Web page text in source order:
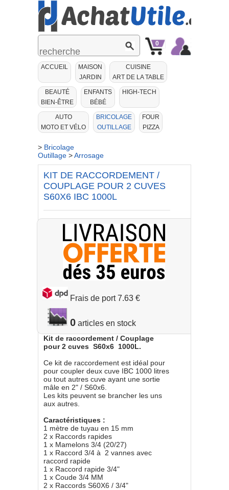
0
Mon
Panier
ACCUEIL
MAISON
JARDIN
CUISINE
ART DE LA TABLE
BEAUTÉ
BIEN-ÊTRE
ENFANTS
BÉBÉ
HIGH-TECH
AUTO
MOTO ET VÉLO
BRICOLAGE
OUTILLAGE
FOUR
PIZZA
> Bricolage
Outillage >Arrosage
KIT DE RACCORDEMENT /
COUPLAGE POUR 2 CUVES
S60X6 IBC 1000L
Frais de port 7.63 €
0
Kit de raccordement / Couplage
pour 2 cuves S60x6 1000L.
Ce kit de raccordement est idéal pour
pour coupler deux cuve IBC 1000 litres
ou tout autres cuve ayant une sortie
mâle en 2" / S60x6.
Les kits peuvent se brancher les uns
aux autres.
Caractéristiques :
1 mètre de tuyau en 15 mm
2 x Raccords rapides
1 x Mamelons 3/4 (20/27)
1 x Raccord 3/4 à 2 vannes avec
raccord rapide
1 x Raccord rapide 3/4"
1 x Coude 3/4 MM
2 x Raccords S60X6 / 3/4"